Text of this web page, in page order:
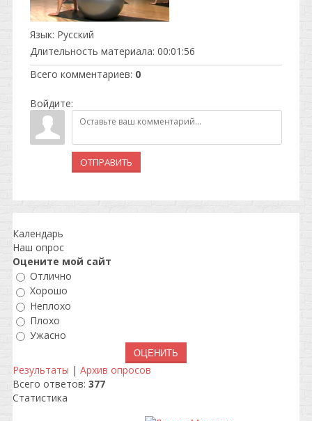
Язык: Русский
Длительность материала: 00:01:56
Всего комментариев: 0
Войдите:
ОТПРАВИТЬ
Календарь
Наш опрос
Оцените мой сайт
Отлично
Хорошо
Неплохо
Плохо
Ужасно
Результаты | Архив опросов
Всего ответов: 377
Статистика